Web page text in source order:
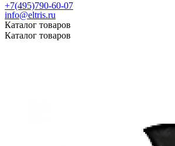
+7(495)790-60-07
info@eltris.ru
Каталог товаров
Каталог товаров